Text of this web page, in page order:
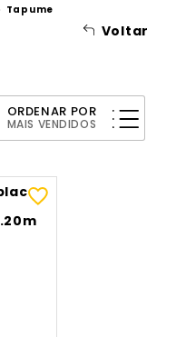
Voltar
Tapume
ORDENAR POR
MAIS VENDIDOS